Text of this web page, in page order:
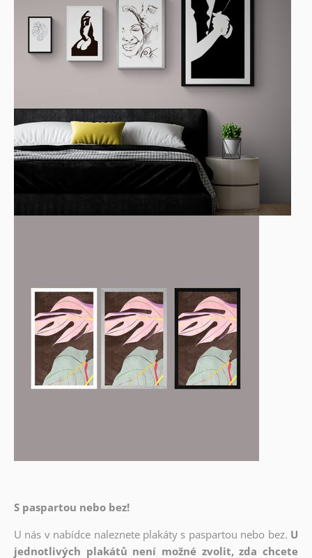
S paspartou nebo bez!
U nás v nabídce naleznete plakáty s paspartou nebo bez. U
jednotlivých plakátů není možné zvolit, zda chcete